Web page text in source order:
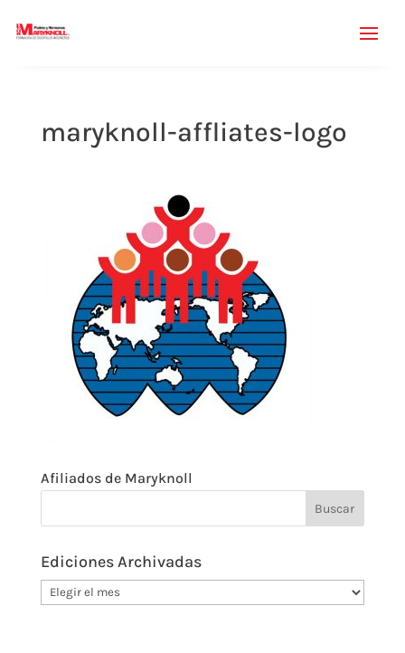
maryknoll-affliates-logo
Afiliados de Maryknoll
Ediciones Archivadas
Ediciones